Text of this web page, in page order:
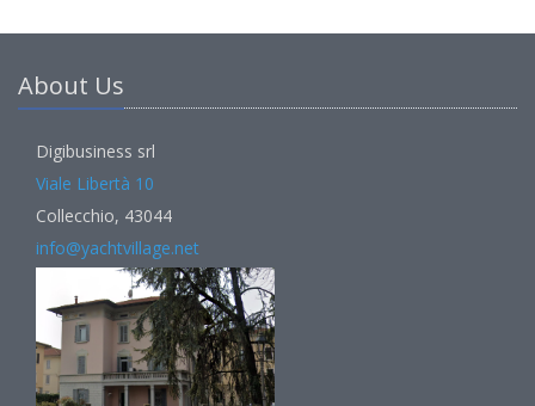
About Us
Digibusiness srl
Viale Libertà 10
Collecchio, 43044
info@yachtvillage.net